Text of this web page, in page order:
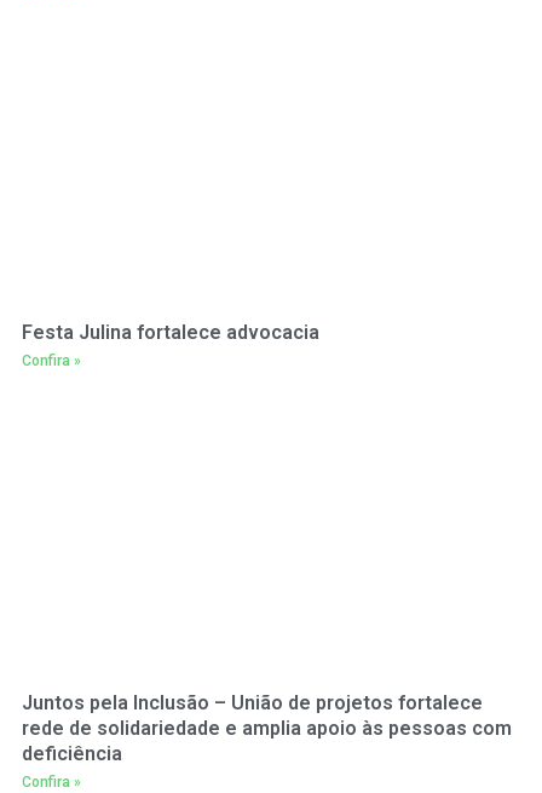
Festa Julina fortalece advocacia
Confira »
Juntos pela Inclusão – União de projetos fortalece
rede de solidariedade e amplia apoio às pessoas com
deficiência
Confira »